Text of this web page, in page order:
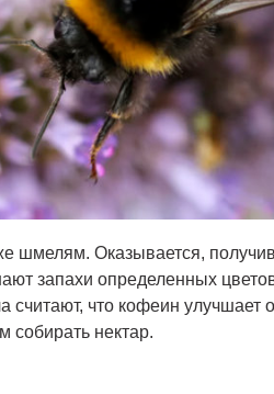
шмелям. Оказывается,
запахи определенных
считают, что кофеин улучшает
собирать нектар.